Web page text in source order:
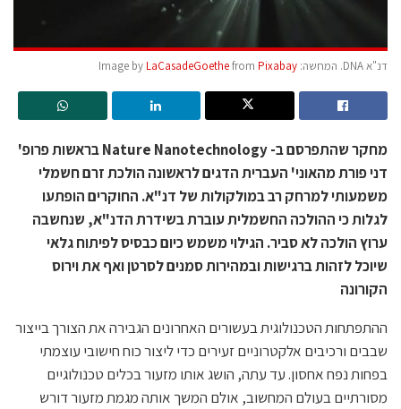
דנ"א DNA. המחשה: Image by LaCasadeGoethefrom Pixabay
מחקר שהתפרסם ב- Nature Nanotechnology בראשות פרופ'
דני פורת מהאוני' העברית הדגים לראשונה הולכת זרם חשמלי
משמעותי למרחק רב במולקולות של דנ"א. החוקרים הופתעו
לגלות כי ההולכה החשמלית עוברת בשידרת הדנ"א, שנחשבה
ערוץ הולכה לא סביר. הגילוי משמש כיום כבסיס לפיתוח גלאי
שיוכל לזהות ברגישות ובמהירות סמנים לסרטן ואף את וירוס
הקורונה
ההתפתחות הטכנולוגית בעשורים האחרונים הגבירה את הצורך בייצור
שבבים ורכיבים אלקטרוניים זעירים כדי ליצור כוח חישובי עוצמתי
בפחות נפח אחסון. עד עתה, הושג אותו מזעור בכלים טכנולוגיים
מסורתיים בעולם המחשוב, אולם המשך אותה מגמת מזעור דורש